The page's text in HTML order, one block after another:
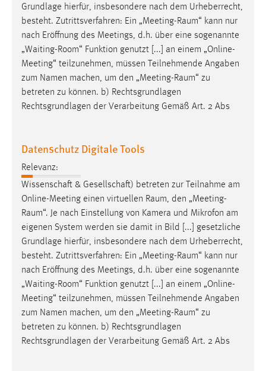
Grundlage hierfür, insbesondere nach dem Urheberrecht,
besteht. Zutrittsverfahren: Ein „Meeting-Raum“ kann nur
nach Eröffnung des Meetings, d.h. über eine sogenannte
„Waiting-Room“ Funktion genutzt [...] an einem „Online-
Meeting“ teilzunehmen, müssen Teilnehmende Angaben
zum Namen machen, um den „Meeting-Raum“ zu
betreten zu können. b) Rechtsgrundlagen
Rechtsgrundlagen der Verarbeitung Gemäß Art. 2 Abs
Datenschutz Digitale Tools
Relevanz:
Wissenschaft & Gesellschaft) betreten zur Teilnahme am
Online-Meeting einen virtuellen Raum, den „Meeting-
Raum“. Je nach Einstellung von Kamera und Mikrofon am
eigenen System werden sie damit in Bild [...] gesetzliche
Grundlage hierfür, insbesondere nach dem Urheberrecht,
besteht. Zutrittsverfahren: Ein „Meeting-Raum“ kann nur
nach Eröffnung des Meetings, d.h. über eine sogenannte
„Waiting-Room“ Funktion genutzt [...] an einem „Online-
Meeting“ teilzunehmen, müssen Teilnehmende Angaben
zum Namen machen, um den „Meeting-Raum“ zu
betreten zu können. b) Rechtsgrundlagen
Rechtsgrundlagen der Verarbeitung Gemäß Art. 2 Abs
STATISTIK
Statistik Cookies erfassen Informationen anonym.
Diese Informationen helfen uns zu verstehen, wie
unsere Besucher unsere Website nutzen.
Matomo
Name:
Zweck:
Zugriffsstatistik
Cookie Laufzeit:
Max. 13 Monate
MARKETING
Marketing Cookies werden von Drittanbietern
verwendet, um personalisierte Werbung anzuzeigen.
Sie tun dies, indem sie Besucher über Websites
hinweg verfolgen.
Google Ads